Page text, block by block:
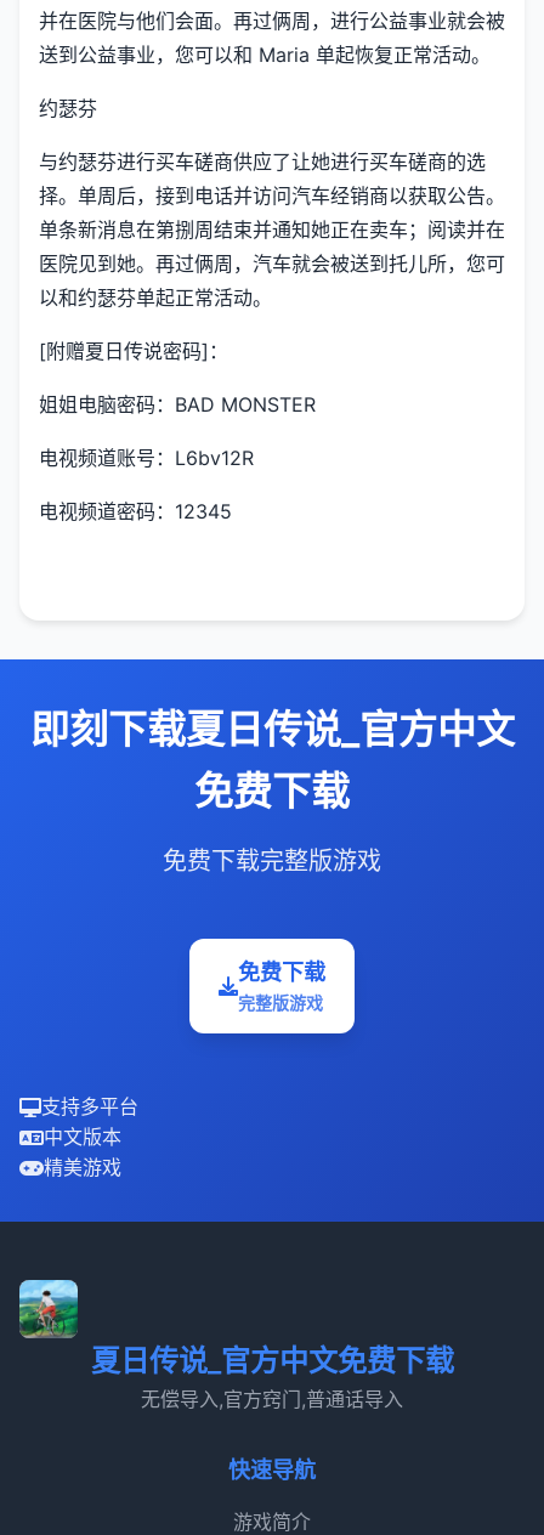
并在医院与他们会面。再过俩周，进行公益事业就会被
送到公益事业，您可以和 Maria 单起恢复正常活动。
约瑟芬
与约瑟芬进行买车磋商供应了让她进行买车磋商的选
择。单周后，接到电话并访问汽车经销商以获取公告。
单条新消息在第捌周结束并通知她正在卖车；阅读并在
医院见到她。再过俩周，汽车就会被送到托儿所，您可
以和约瑟芬单起正常活动。
[附赠夏日传说密码]：
姐姐电脑密码：BAD MONSTER
电视频道账号：L6bv12R
电视频道密码：12345
即刻下载夏日传说_官方中文
免费下载
免费下载完整版游戏
免费下载
完整版游戏
支持多平台
中文版本
精美游戏
夏日传说_官方中文免费下载
无偿导入,官方窍门,普通话导入
快速导航
游戏简介